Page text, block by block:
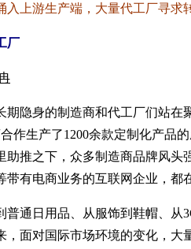
入上游生产端，大量代工厂寻求
厂
隐身的制造商和代工厂们站在
作生产了1200余款定制化产品
助推之下，众多制造商品牌风头
带有电商业务的互联网企业，都
通日用品、从服饰到鞋帽、从
，面对国际市场环境的变化，